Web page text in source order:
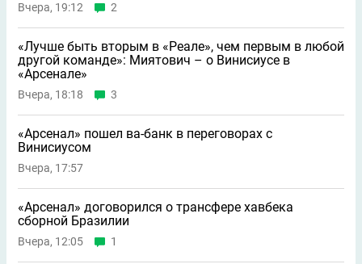
Вчера, 19:12 2
«Лучше быть вторым в «Реале», чем первым в любой
другой команде»: Миятович – о Винисиусе в
«Арсенале»
Вчера, 18:18 3
«Арсенал» пошел ва-банк в переговорах с
Винисиусом
Вчера, 17:57
«Арсенал» договорился о трансфере хавбека
сборной Бразилии
Вчера, 12:05 1